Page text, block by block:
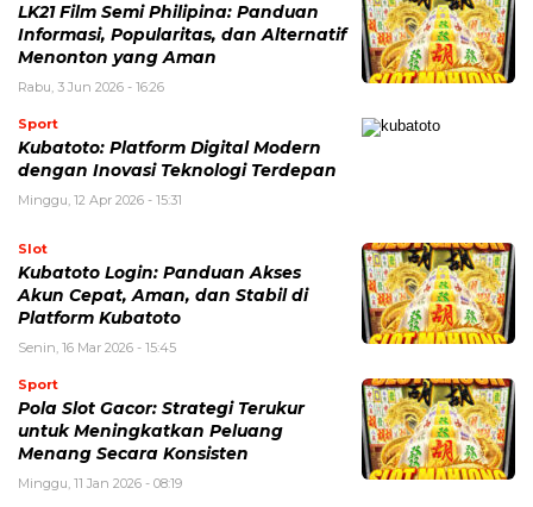
LK21 Film Semi Philipina: Panduan
Informasi, Popularitas, dan Alternatif
Menonton yang Aman
Rabu, 3 Jun 2026 - 16:26
Sport
Kubatoto: Platform Digital Modern
dengan Inovasi Teknologi Terdepan
Minggu, 12 Apr 2026 - 15:31
Slot
Kubatoto Login: Panduan Akses
Akun Cepat, Aman, dan Stabil di
Platform Kubatoto
Senin, 16 Mar 2026 - 15:45
Sport
Pola Slot Gacor: Strategi Terukur
untuk Meningkatkan Peluang
Menang Secara Konsisten
Minggu, 11 Jan 2026 - 08:19